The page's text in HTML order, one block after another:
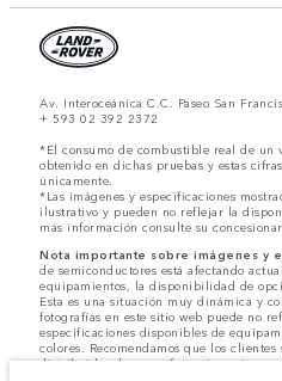
Av. Interoceánica C.C. Paseo San
+ 593 02 392 2372
*El consumo de combustible real de un
obtenido en dichas pruebas y estas
únicamente.
*Las imágenes y especificaciones
ilustrativo y pueden no reflejar la
más información consulte su
Nota importante sobre imágenes y
de semiconductores está afectando
equipamientos, la disponibilidad de
Esta es una situación muy dinámica y
fotografías en este sitio web puede no
especificaciones disponibles de
colores. Recomendamos que los
distribuidor de su preferencia, quien